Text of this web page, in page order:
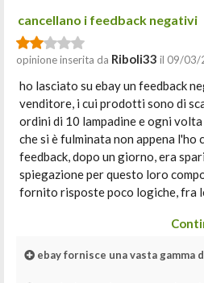
cancellano i feedback negativi
opinione inserita da Riboli33 il 09/03/
ho lasciato su ebay un feedback
venditore, i cui prodotti sono di
ordini di 10 lampadine e ogni
che si è fulminata non appena l'ho
feedback, dopo un giorno, era
spiegazione per questo loro
fornito risposte poco logiche, fra
ebay fornisce una vasta gamma